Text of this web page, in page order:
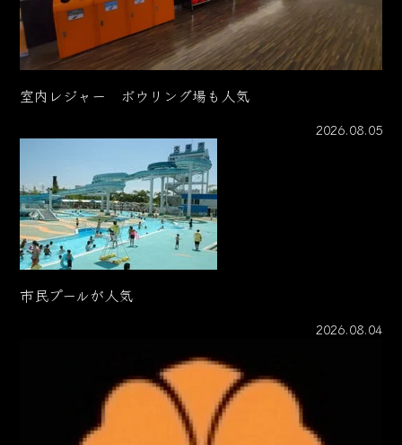
室内レジャー ボウリング場も人気
2026.08.05
市民プールが人気
2026.08.04